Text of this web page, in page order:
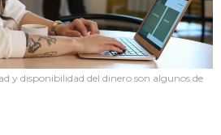
y disponibilidad del dinero son algunos de